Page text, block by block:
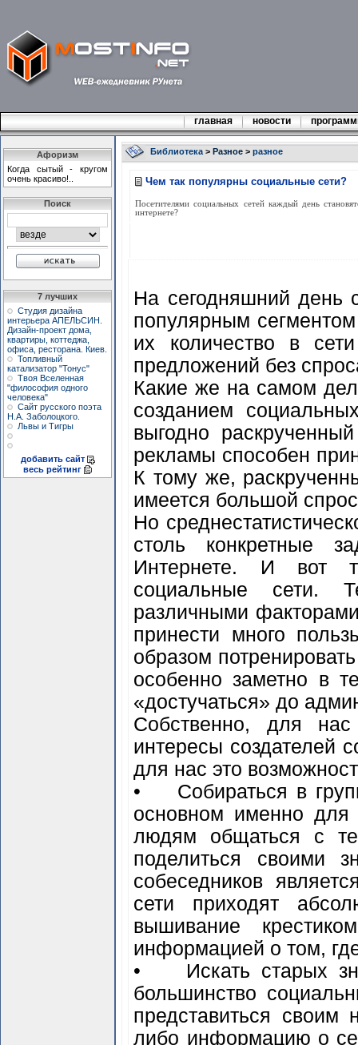
главная новости
Афоризм
Когда сытый - кpугом
очень кpасиво!..
Поиск
7 лучших
Студия дизайна
интерьера АПЕЛЬСИН.
Дизайн-проект дома,
квартиры, коттеджа,
офиса, ресторана. Киев.
Топливный
катализатор "Тонус"
Твоя Вселенная
"философия одного
человека"
Сайт русского поэта
Н.А. Заболоцкого.
Львы и Тигры
добавить сайт
весь рейтинг
Библиотека> Разное> разное
Чем так популярны социальные сети?
Посетителями социальных сетей каждый день
интернете?
На сегодняшний день
популярным
их количество в
предложений без
Какие же на самом
созданием
выгодно
рекламы способен
К тому же,
имеется большой
Но
столь конкретные
Интернете. И вот
социальные сети.
различными
принести много
образом
особенно заметно в
«достучаться» до
Собственно, для
интересы создателей
для нас это
• Собираться в
основном именно для
людям общаться с
поделиться своими
собеседников
сети приходят
вышивание
информацией о том,
• Искать старых
большинство
представиться
либо информацию о